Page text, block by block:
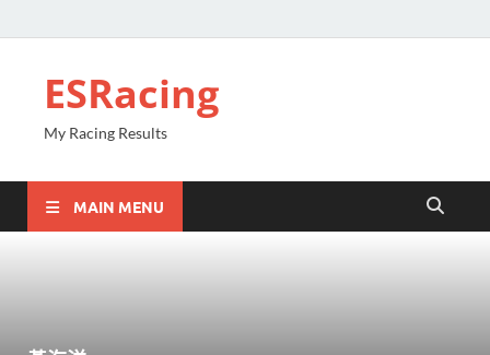
ESRacing
My Racing Results
MAIN MENU